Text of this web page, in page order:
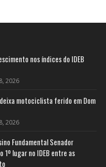
nos índices do IDEB
2026
motociclista ferido em Dom
2026
Fundamental Senador
1º lugar no IDEB entre as